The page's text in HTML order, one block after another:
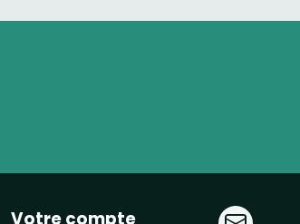
Votre compte